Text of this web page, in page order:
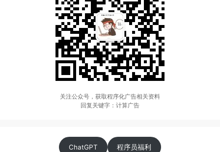
关注公众号，获取程序化广告相关资料
回复关键字：计算广告
ChatGPT 程序员福利